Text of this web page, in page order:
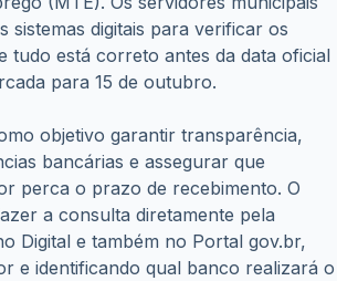
sistemas digitais para verificar os
tudo está correto antes da data oficial
para 15 de outubro.
objetivo garantir transparência,
bancárias e assegurar que
perca o prazo de recebimento. O
a consulta diretamente pela
Digital e também no Portal gov.br,
e identificando qual banco realizará o